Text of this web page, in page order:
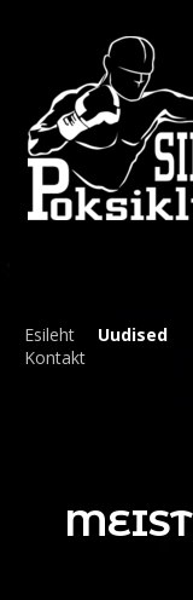
Esileht Uudised
Kontakt